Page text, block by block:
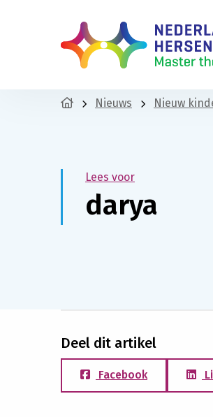
Nieuws Nieuw
Lees voor
darya
Deel dit artikel
Facebook